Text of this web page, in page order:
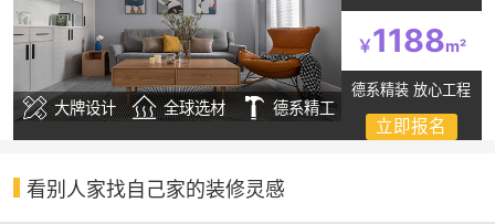
大牌设计 全球选材 德系精工
￥1188m²
德系精装 放心工程
立即报名
看别人家找自己家的装修灵感